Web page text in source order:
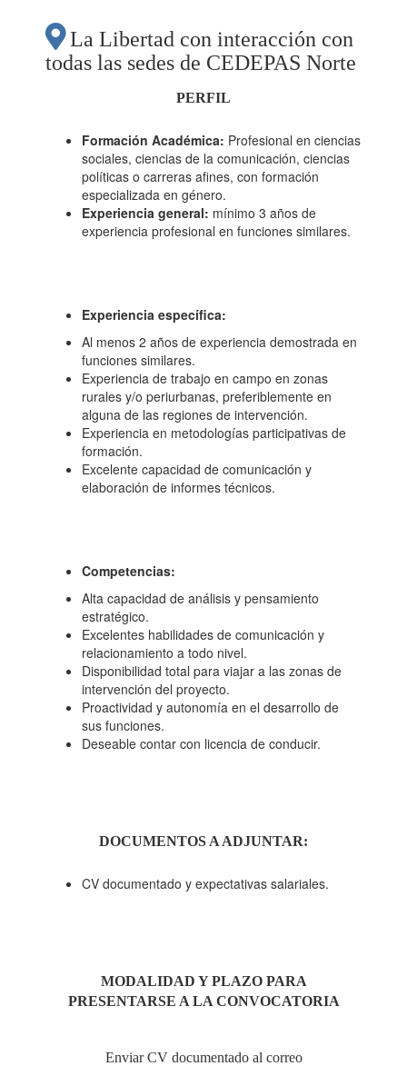
La Libertad con interacción con
todas las sedes de CEDEPAS Norte
PERFIL
Formación Académica: Profesional en ciencias
sociales, ciencias de la comunicación, ciencias
políticas o carreras afines, con formación
especializada en género.
Experiencia general: mínimo 3 años de
experiencia profesional en funciones similares.
Experiencia específica:
Al menos 2 años de experiencia demostrada en
funciones similares.
Experiencia de trabajo en campo en zonas
rurales y/o periurbanas, preferiblemente en
alguna de las regiones de intervención.
Experiencia en metodologías participativas de
formación.
Excelente capacidad de comunicación y
elaboración de informes técnicos.
Competencias:
Alta capacidad de análisis y pensamiento
estratégico.
Excelentes habilidades de comunicación y
relacionamiento a todo nivel.
Disponibilidad total para viajar a las zonas de
intervención del proyecto.
Proactividad y autonomía en el desarrollo de
sus funciones.
Deseable contar con licencia de conducir.
DOCUMENTOS A ADJUNTAR:
CV documentado y expectativas salariales.
MODALIDAD Y PLAZO PARA
PRESENTARSE A LA CONVOCATORIA
Enviar CV documentado al correo